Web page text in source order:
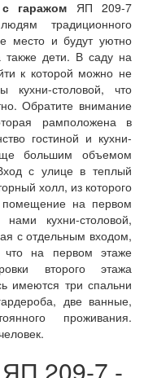
гаражом ЯП 209-7
традиционного
место и будут уютно
также дети. В саду на
к которой можно не
столовой, что
Обратите внимание
рамположена в
гостиной и кухни-
большим объемом
с улице в теплый
холл, из которого
на первом
кухни-столовой,
с отдельным входом,
что на первом этаже
второго этажа
имеются три спальни
две ванные,
проживания.